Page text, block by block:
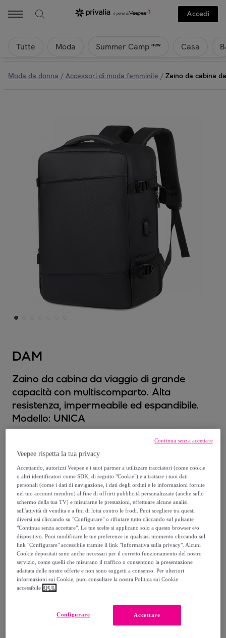
Accedi
Tutte Moda Summer Camp new Casa
Moda da donna / Accessori di moda femminile / Zaino da cabina
DAM
Zaino da cabina da viaggio di grande
capacità con multiscomparto. Alta
resistenza, impermeabile ed espandibile.
Modello: UNICA
54, €
129,99 €
- 57%
Venduto daEMPRENDIMIENTOS URBANOS
Consegna
Spedizione gratuita
Veepee rispetta la tua privacy
Accettando, autorizzi Veepee e i suoi partner a utilizzare tracciatori (come cookie
o altri identificatori come SDK, di seguito "Cookie") e a trattare i tuoi dati
personali (come i dati di navigazione, i dati degli ordini e le informazioni fornite
nel tuo account membro) al fine di offrirti pubblicità personalizzate (anche sullo
schermo della tua TV) e misurarne le prestazioni, effettuare alcune analisi
sull'attività di vendita e a fini di lotta contro le frodi. Puoi scegliere tra questi
diversi usi cliccando su "Configurare" o rifiutare tutto cliccando sul pulsante
"Continua senza accettare". Le tue scelte si applicano solo a questo browser e/o
dispositivo. Puoi modificare le tue preferenze in qualsiasi momento cliccando sul
link "Configurare" accessibile tramite il link "Informativa sulla privacy". Alcuni
Cookie depositati sono anche necessari per il corretto funzionamento del nostro
servizio, come quelli che misurano il traffico o consentono la presentazione
adattata delle nostre offerte e non sono soggetti a consenso. Per ulteriori
informazioni sui Cookie, puoi consultare la nostra Politica sui Cookie
accessibile QUI.
Accettare
Configurare
Continua senza accettare